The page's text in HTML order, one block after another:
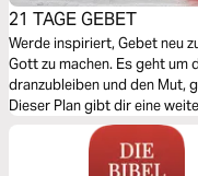
21 TAGE GEBET
Werde inspiriert, Gebet neu
Gott zu machen. Es geht um
dranzubleiben und den Mut,
Dieser Plan gibt dir eine
dich heraus, direkt